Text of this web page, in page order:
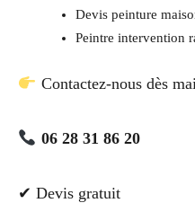
Devis peinture
Peintre intervention
Contactez-nous dès
06 28 31 86 20
✔ Devis gratuit